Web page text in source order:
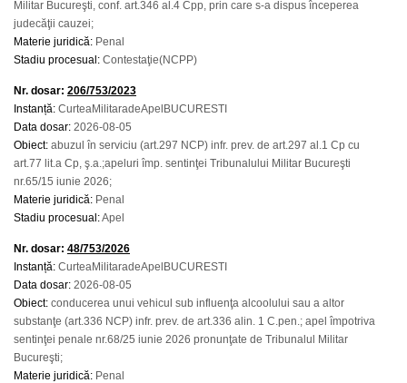
Militar Bucureşti, conf. art.346 al.4 Cpp, prin care s-a dispus începerea
judecăţii cauzei;
Materie juridică: Penal
Stadiu procesual: Contestaţie(NCPP)
Nr. dosar: 206/753/2023
Instanță: CurteaMilitaradeApelBUCURESTI
Data dosar: 2026-08-05
Obiect: abuzul în serviciu (art.297 NCP) infr. prev. de art.297 al.1 Cp cu
art.77 lit.a Cp, ş.a.;apeluri împ. sentinţei Tribunalului Militar Bucureşti
nr.65/15 iunie 2026;
Materie juridică: Penal
Stadiu procesual:Apel
Nr. dosar: 48/753/2026
Instanță: CurteaMilitaradeApelBUCURESTI
Data dosar: 2026-08-05
Obiect: conducerea unui vehicul sub influenţa alcoolului sau a altor
substanţe (art.336 NCP) infr. prev. de art.336 alin. 1 C.pen.; apel împotriva
sentinţei penale nr.68/25 iunie 2026 pronunţate de Tribunalul Militar
Bucureşti;
Materie juridică: Penal